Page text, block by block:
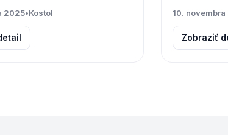
2025•Kostol 10.
Zobraziť